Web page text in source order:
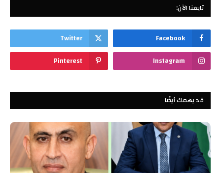
تابعنا الآن:
Facebook
Twitter
Instagram
Pinterest
قد يهمك أيضًا